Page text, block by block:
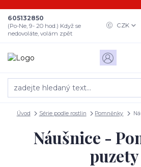
CZK
605132850
(Po-Ne, 9- 20 hod.) Když se
nedovoláte, volám zpět
Úvod Série podle rostlin Pomněnky
Náušnice -
puzety